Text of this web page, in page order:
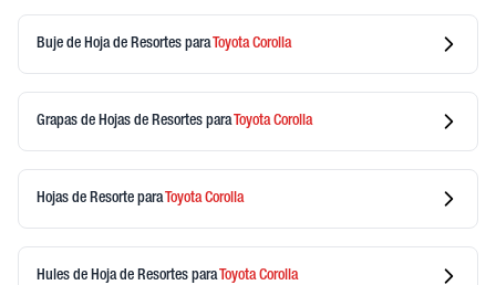
Buje de Hoja de Resortes paraToyotaCorolla
Grapas de Hojas de Resortes paraToyotaCorolla
Hojas de Resorte paraToyotaCorolla
Hules de Hoja de Resortes paraToyotaCorolla